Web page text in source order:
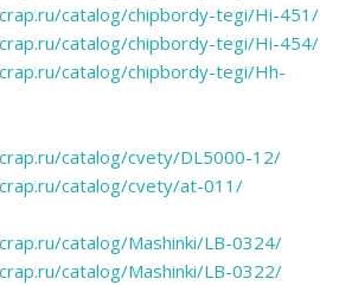
catalog/chipbordy-tegi/Hi-451/
catalog/chipbordy-tegi/Hi-454/
catalog/chipbordy-tegi/Hh-
catalog/cvety/DL5000-12/
catalog/cvety/at-011/
catalog/Mashinki/LB-0324/
catalog/Mashinki/LB-0322/